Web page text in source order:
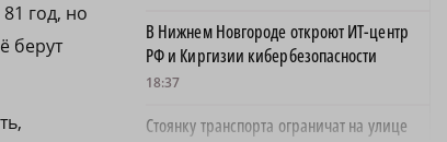
год, но
берут
В Нижнем Новгороде откроют ИТ-центр
РФ и Киргизии кибербезопасности
18:37
Стоянку транспорта ограничат на улице